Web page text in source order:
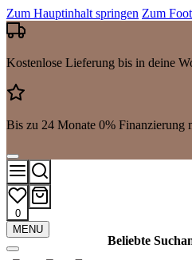
Zum Hauptinhalt springen Zum
Kostenlose Lieferung bis in deine
Bis zu 24 Monate 0% Finanzierung
0
Beliebte
MENU